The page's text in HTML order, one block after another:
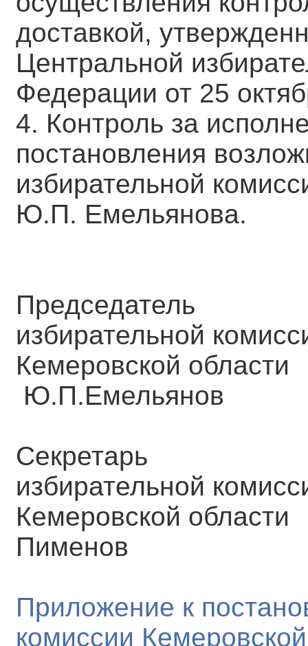
доставкой,
Центральной
Федерации от 25
4. Контроль за
постановления
избирательной
Ю.П. Емельянова.
Председатель
избирательной
Ю.П.Емельянов
Секретарь
избирательной
Пименов
Приложение к
комиссии